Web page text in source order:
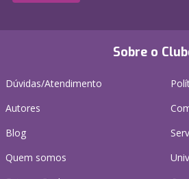
Sobre o
Dúvidas/Atendimento
Autores
Blog
Quem somos